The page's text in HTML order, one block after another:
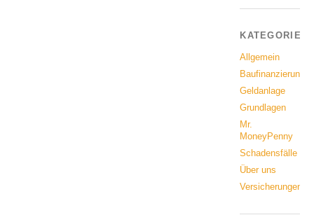
KATEGORIEN
Allgemein
Baufinanzierung
Geldanlage
Grundlagen
Mr.
MoneyPenny
Schadensfälle
Über uns
Versicherungen